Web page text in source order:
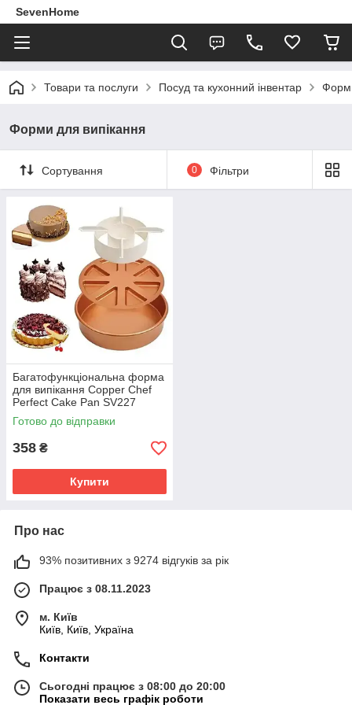
SevenHome
Товари та послуги Посуд та кухонний інвентар
Форми для випікання
Сортування 0 Фільтри
Багатофункціональна форма
для випікання Copper Chef
Perfect Cake Pan SV227
Готово до відправки
358 ₴
Купити
Про нас
93% позитивних з 9274 відгуків за рік
Працює з 08.11.2023
м. Київ
Київ, Київ, Україна
Контакти
Сьогодні працює з 08:00 до 20:00
Показати весь графік роботи